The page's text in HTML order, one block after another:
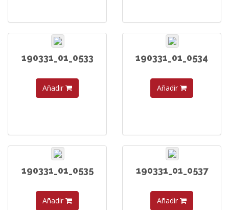
190331_01_0533
Añadir
190331_01_0534
Añadir
190331_01_0535
Añadir
190331_01_0537
Añadir